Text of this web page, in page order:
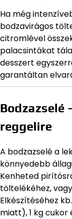
Ha még
bodzavirágos
citromlével
palacsintákat
desszert
garantáltan
Bodzazselé
reggelire
A bodzazselé a
könnyedebb
Kenheted
töltelékéhez,
Elkészítéséhez
miatt), 1 kg cukor